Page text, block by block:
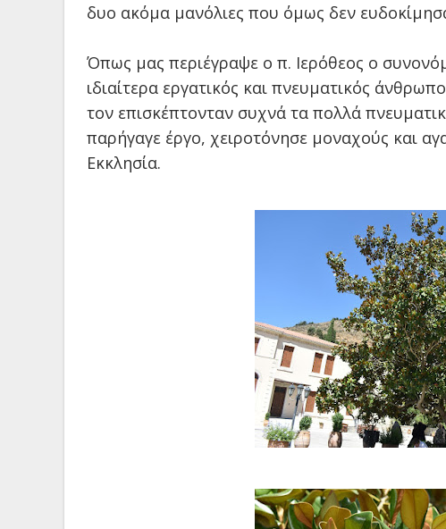
δυο ακόμα μανόλιες που όμως δεν
Όπως μας περιέγραψε ο π. Ιερόθεος ο
ιδιαίτερα εργατικός και πνευματικός
τον επισκέπτονταν συχνά τα πολλά
παρήγαγε έργο, χειροτόνησε μοναχούς και
Εκκλησία.